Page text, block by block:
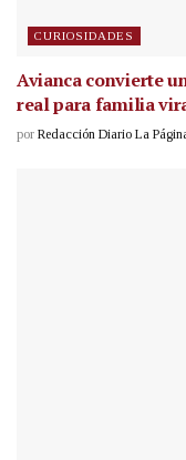
CURIOSIDADES
Avianca convierte
real para familia
por Redacción Diario La